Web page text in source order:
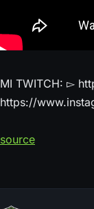
MI TWITCH: ▻
https://
source